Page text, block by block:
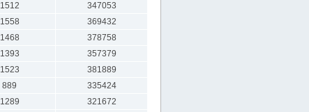
1512
347053
1558
369432
1468
378758
1393
357379
1523
381889
889
335424
1289
321672